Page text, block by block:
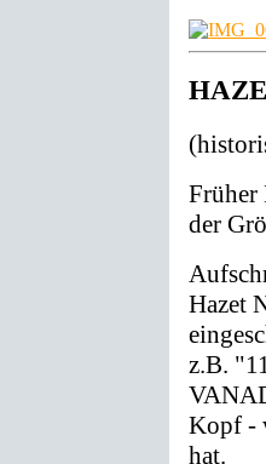
Früher
der
Hazet
z.B.
Kopf -
hat.